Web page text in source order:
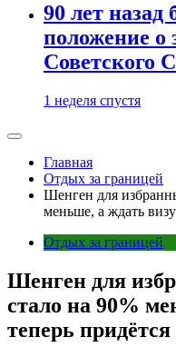
90 лет
положение о
Советского
1 неделя спустя
Главная
Отдых за границей
Шенген для
меньше, а ждать
Отдых за границей
Шенген для
стало на 90%
теперь